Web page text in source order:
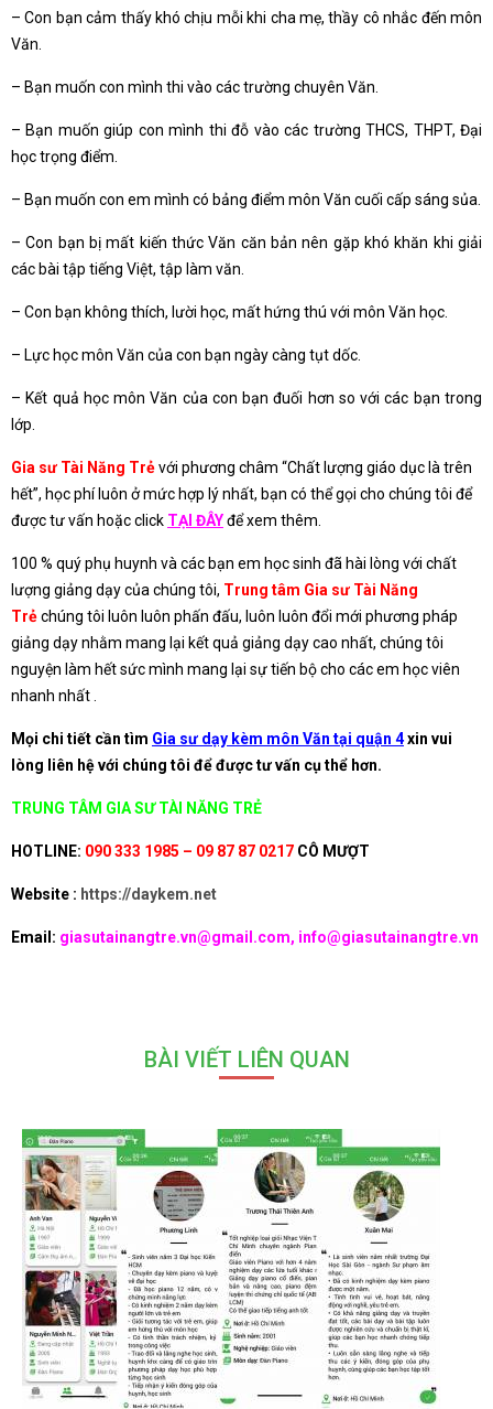
– Con bạn cảm thấy khó chịu mỗi khi cha mẹ, thầy cô nhắc đến môn
Văn.
– Bạn muốn con mình thi vào các trường chuyên Văn.
– Bạn muốn giúp con mình thi đỗ vào các trường THCS, THPT, Đại
học trọng điểm.
– Bạn muốn con em mình có bảng điểm môn Văn cuối cấp sáng sủa.
– Con bạn bị mất kiến thức Văn căn bản nên gặp khó khăn khi giải
các bài tập tiếng Việt, tập làm văn.
– Con bạn không thích, lười học, mất hứng thú với môn Văn học.
– Lực học môn Văn của con bạn ngày càng tụt dốc.
– Kết quả học môn Văn của con bạn đuối hơn so với các bạn trong
lớp.
Gia sư Tài Năng Trẻvới phương châm “Chất lượng giáo dục là trên
hết”, học phí luôn ở mức hợp lý nhất, bạn có thể gọi cho chúng tôi để
được tư vấn hoặc click TẠI ĐÂYđể xem thêm.
100 % quý phụ huynh và các bạn em học sinh đã hài lòng với chất
lượng giảng dạy của chúng tôi, Trung tâm Gia sư Tài Năng
Trẻchúng tôi luôn luôn phấn đấu, luôn luôn đổi mới phương pháp
giảng dạy nhằm mang lại kết quả giảng dạy cao nhất, chúng tôi
nguyện làm hết sức mình mang lại sự tiến bộ cho các em học viên
nhanh nhất .
Mọi chi tiết cần tìm Gia sư dạy kèm môn Văn tại quận 4xin vui
lòng liên hệ với chúng tôi để được tư vấn cụ thể hơn.
TRUNG TÂM GIA SƯ TÀI NĂNG TRẺ
HOTLINE: 090 333 1985 – 09 87 87 0217 CÔ MƯỢT
Website : https://daykem.net
Email: giasutainangtre.vn@gmail.com, info@giasutainangtre.vn
BÀI VIẾT LIÊN QUAN